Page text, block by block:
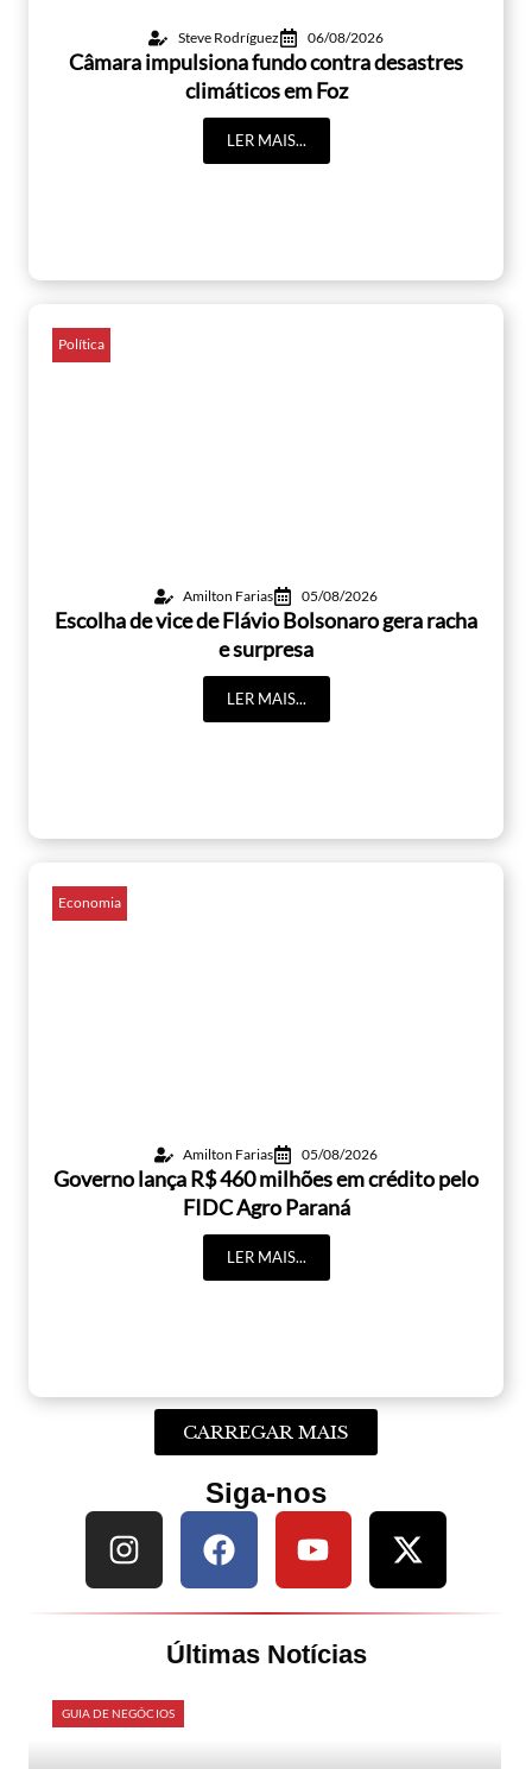
Steve Rodríguez 06/08/2026
Câmara impulsiona fundo contra desastres
climáticos em Foz
LER MAIS...
Política
Amilton Farias 05/08/2026
Escolha de vice de Flávio Bolsonaro gera racha
e surpresa
LER MAIS...
Economia
Amilton Farias 05/08/2026
Governo lança R$ 460 milhões em crédito pelo
FIDC Agro Paraná
LER MAIS...
CARREGAR MAIS
Siga-nos
Últimas Notícias
GUIA DE NEGÓCIOS